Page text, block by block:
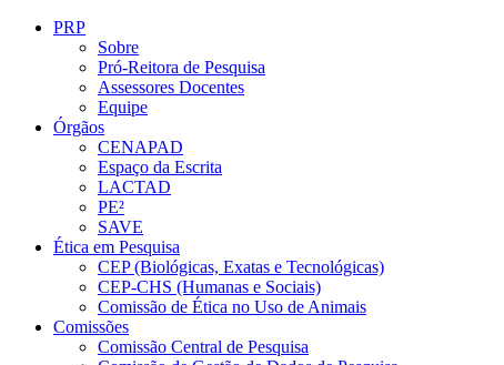
Conteúdo principal
PRP
Sobre
Pró-Reitora de Pesquisa
Assessores Docentes
Equipe
Órgãos
CENAPAD
Espaço da Escrita
LACTAD
PE²
SAVE
Ética em Pesquisa
CEP (Biológicas, Exatas e Tecnológicas)
CEP-CHS (Humanas e Sociais)
Comissão de Ética no Uso de Animais
Comissões
Comissão Central de Pesquisa